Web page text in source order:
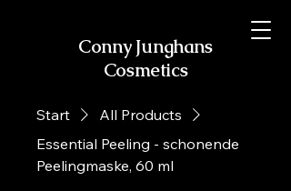
Conny Junghans
Cosmetics
Start
All Products
Essential Peeling - schonende
Peelingmaske, 60 ml